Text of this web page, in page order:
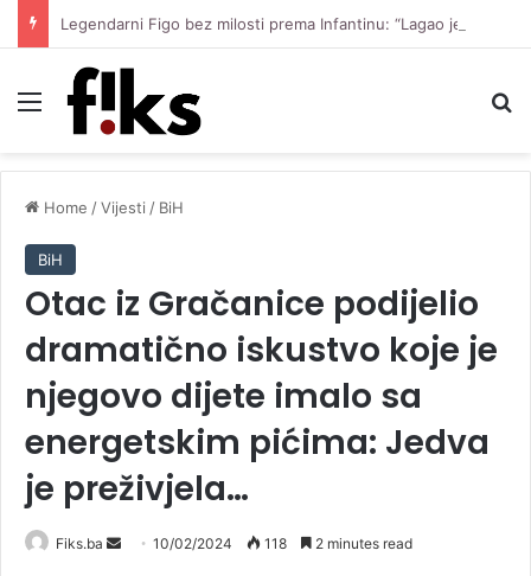
Menu
Home /Vijesti / BiH
BiH
Otac iz Gračanice podijelio
dramatično iskustvo koje je
njegovo dijete imalo sa
energetskim pićima: Jedva
je preživjela…
Fiks.ba
Send10/02/2024 118 2 minutes read